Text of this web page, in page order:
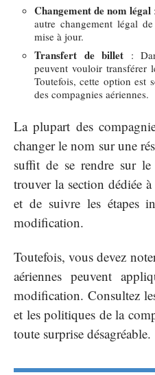
Changement de nom légal
autre changement légal
mise à jour.
Transfert de billet :
peuvent vouloir transférer
Toutefois, cette option est
des compagnies aériennes.
La plupart des
changer le nom sur une
suffit de se rendre sur
trouver la section dédiée
et de suivre les étapes
modification.
Toutefois, vous devez
aériennes peuvent
modification. Consultez
et les politiques de la
toute surprise désagréable.